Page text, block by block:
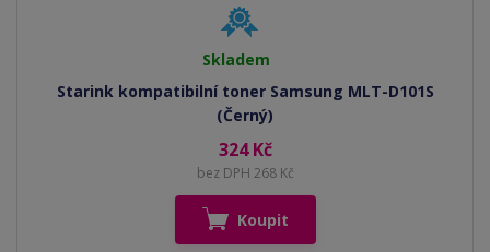
Skladem
Starink kompatibilní toner Samsung MLT-D101S
(Černý)
324 Kč
bez DPH 268 Kč
Koupit